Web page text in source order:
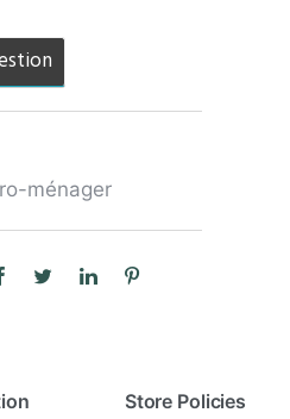
ménager
Store Policies